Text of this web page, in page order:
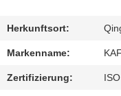
Herkunftsort:
Markenname:
Zertifizierung: